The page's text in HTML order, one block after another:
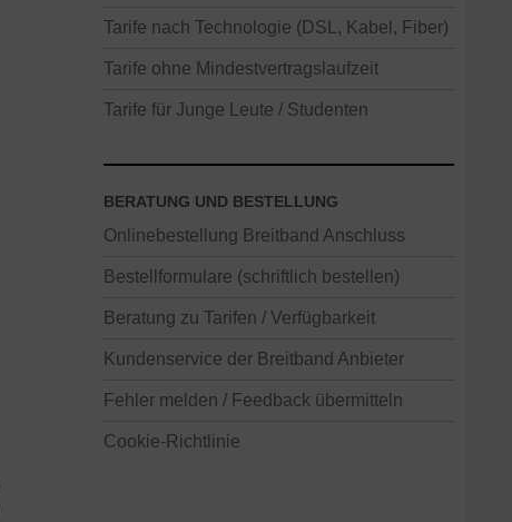
Tarife nach Technologie (DSL, Kabel, Fiber)
Tarife ohne Mindestvertragslaufzeit
Tarife für Junge Leute / Studenten
BERATUNG UND BESTELLUNG
Onlinebestellung Breitband Anschluss
Bestellformulare (schriftlich bestellen)
Beratung zu Tarifen / Verfügbarkeit
Kundenservice der Breitband Anbieter
Fehler melden / Feedback übermitteln
Cookie-Richtlinie